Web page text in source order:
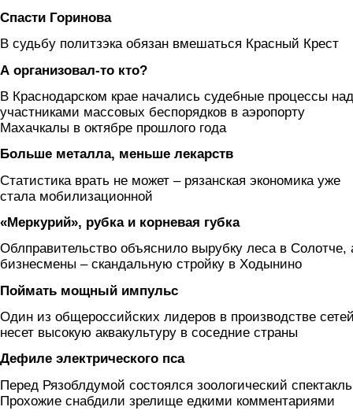
Спасти Горинова
В судьбу политзэка обязан вмешаться Красный Крест
А организовал-то кто?
В Краснодарском крае начались судебные процессы над
участниками массовых беспорядков в аэропорту
Махачкалы в октябре прошлого года
Больше металла, меньше лекарств
Статистика врать не может – рязанская экономика уже
стала мобилизационной
«Меркурий», рубка и корневая губка
Облправительство объяснило вырубку леса в Солотче,
бизнесмены – скандальную стройку в Ходынино
Поймать мощный импульс
Один из общероссийских лидеров в производстве
несет высокую аквакультуру в соседние страны
Дефиле электрического пса
Перед Рязоблдумой состоялся зоологический
Прохожие снабдили зрелище едкими комментариями